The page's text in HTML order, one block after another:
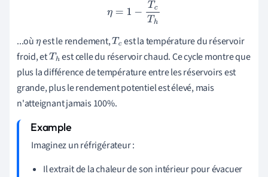
η= 1− Tc Th
...oùηest le rendement,Tc est la température du réservoir
froid, etThest celle du réservoir chaud. Ce cycle montre que
plus la différence de température entre les réservoirs est
grande, plus le rendement potentiel est élevé, mais
n'atteignant jamais 100%.
Imaginez un réfrigérateur :
Il extrait de la chaleur de son intérieur pour évacuer